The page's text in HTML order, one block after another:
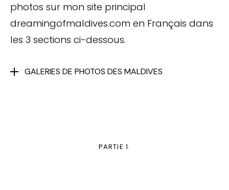
photos sur mon site principal
dreamingofmaldives.com en Français dans
les 3 sections ci-dessous.
GALERIES DE PHOTOS DES MALDIVES
PARTIE 1.